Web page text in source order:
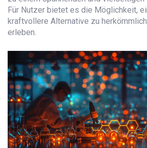
Für Nutzer bietet es die Möglichkeit,
kraftvollere Alternative zu
erleben.